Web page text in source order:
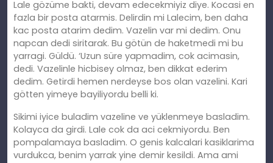
Lale gözüme bakti, devam edecekmiyiz diye. Kocasi en
fazla bir posta atarmis. Delirdin mi Lalecim, ben daha
kac posta atarim dedim. Vazelin var mi dedim. Onu
napcan dedi siritarak. Bu götün de haketmedi mi bu
yarragi. Güldü. ‘Uzun süre yapmadim, cok acimasin,
dedi. Vazelinle hicbisey olmaz, ben dikkat ederim
dedim. Getirdi hemen nerdeyse bos olan vazelini. Kari
götten yimeye bayiliyordu belli ki.
Sikimi iyice buladim vazeline ve yüklenmeye basladim.
Kolayca da girdi. Lale cok da aci cekmiyordu. Ben
pompalamaya basladim. O genis kalcalari kasiklarima
vurdukca, benim yarrak yine demir kesildi. Ama ami